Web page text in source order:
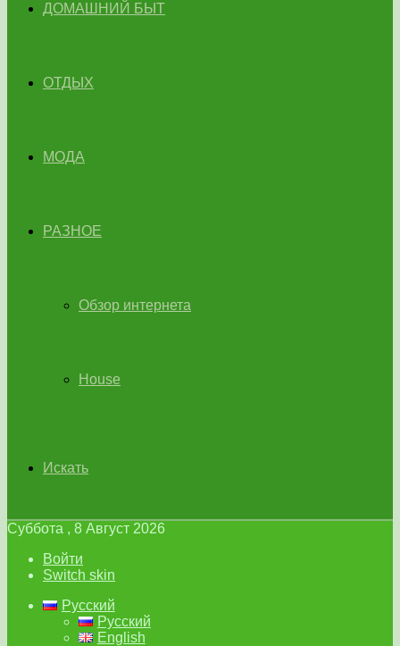
ДОМАШНИЙ БЫТ
ОТДЫХ
МОДА
РАЗНОЕ
Обзор интернета
House
Искать
Суббота , 8 Август 2026
Войти
Switch skin
Русский
Русский
English